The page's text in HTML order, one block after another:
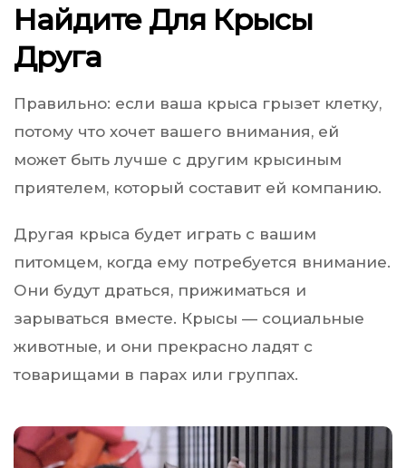
Найдите Для Крысы
Друга
Правильно: если ваша крыса грызет клетку,
потому что хочет вашего внимания, ей
может быть лучше с другим крысиным
приятелем, который составит ей компанию.
Другая крыса будет играть с вашим
питомцем, когда ему потребуется внимание.
Они будут драться, прижиматься и
зарываться вместе. Крысы — социальные
животные, и они прекрасно ладят с
товарищами в парах или группах.